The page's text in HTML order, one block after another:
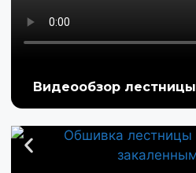
Видеообзор лестницы